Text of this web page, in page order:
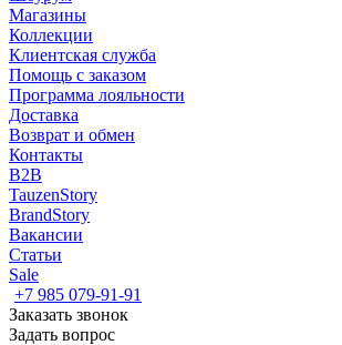
Магазины
Коллекции
Клиентская служба
Помощь с заказом
Программа лояльности
Доставка
Возврат и обмен
Контакты
B2B
TauzenStory
BrandStory
Вакансии
Статьи
Sale
+7 985 079-91-91
Заказать звонок
Задать вопрос